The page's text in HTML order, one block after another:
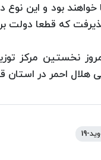
بود و این نوع
كه قطعا دولت
نخستین مركز
هلال احمر در
19